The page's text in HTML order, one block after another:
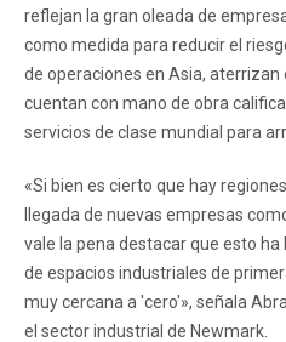
reflejan la gran oleada de
como medida para reducir el
de operaciones en Asia, aterrizan
cuentan con mano de obra
servicios de clase mundial para
«Si bien es cierto que hay
llegada de nuevas empresas
vale la pena destacar que esto ha
de espacios industriales de
muy cercana a 'cero'», señala
el sector industrial de Newmark.